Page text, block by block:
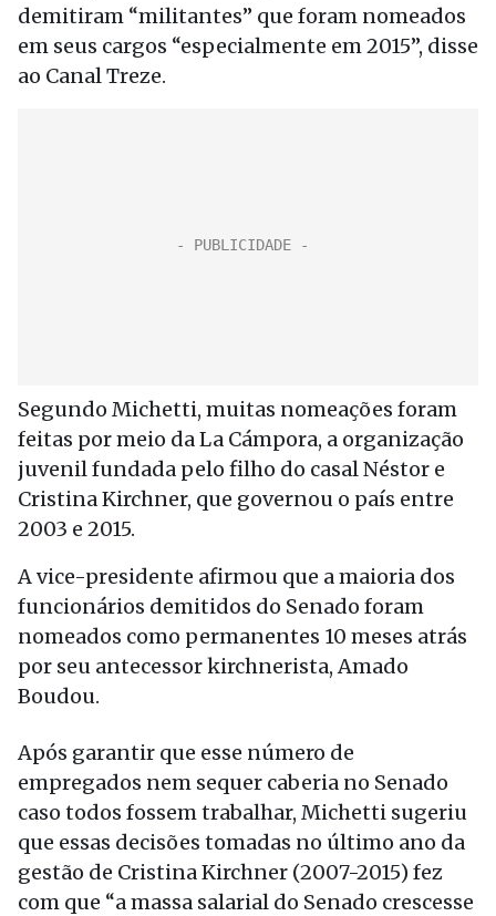
demitiram “militantes” que foram nomeados
em seus cargos “especialmente em 2015”, disse
ao Canal Treze.
Segundo Michetti, muitas nomeações foram
feitas por meio da La Cámpora, a organização
juvenil fundada pelo filho do casal Néstor e
Cristina Kirchner, que governou o país entre
2003 e 2015.
A vice-presidente afirmou que a maioria dos
funcionários demitidos do Senado foram
nomeados como permanentes 10 meses atrás
por seu antecessor kirchnerista, Amado
Boudou.
Após garantir que esse número de
empregados nem sequer caberia no Senado
caso todos fossem trabalhar, Michetti sugeriu
que essas decisões tomadas no último ano da
gestão de Cristina Kirchner (2007-2015) fez
com que “a massa salarial do Senado crescesse